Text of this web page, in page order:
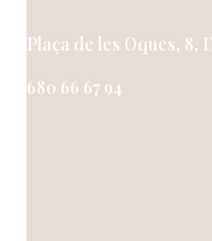
Plaça de les Oques, 8,
680 66 67 94